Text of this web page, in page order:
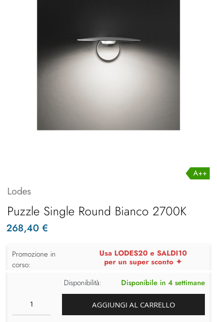
A++
Lodes
Puzzle Single Round Bianco 2700K
268,40 €
Promozione in
corso:
Usa LODES20 e SALDI10
per un super sconto ✦
Disponibilità:
Disponibile in 4 settimane
AGGIUNGI AL CARRELLO